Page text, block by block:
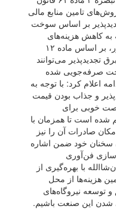
تامین منابع مالی
بر اساس سوخت
کاهش هزینه‌های
احداث نیروگاه‌های تجدیدپذیر در کشور، بر اساس ماده ۱۲
تجدیدپذیر می‌توانند
صرفه‌جویی شده
اعلام کرد: با توجه به
و جذاب بودن قیمت
خوبی برای
شده است تا همزمان با
امکان صادرات آن را نیز
سخنان خود ضمن اشاره
فن‌آوری
با بهره‌گیری از
هزینه‌ها از محل
نیروگاه‌های
شدن این صنعت باشیم.